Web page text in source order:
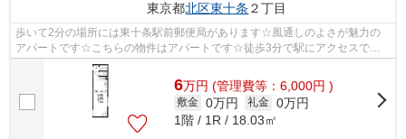
東京都北区東十条 ２丁目
歩いて2分の場所には東十条駅前郵便局があります☆風通しのよさが魅力の
アパートです☆こちらの物件はアパートです☆徒歩3分で駅にアクセスでき
る物件です☆2沿線利用可能な利便性の高いア...
6万円 (管理費等：6,000円 )
敷金 0万円 礼金 0万円
1階 / 1R / 18.03㎡